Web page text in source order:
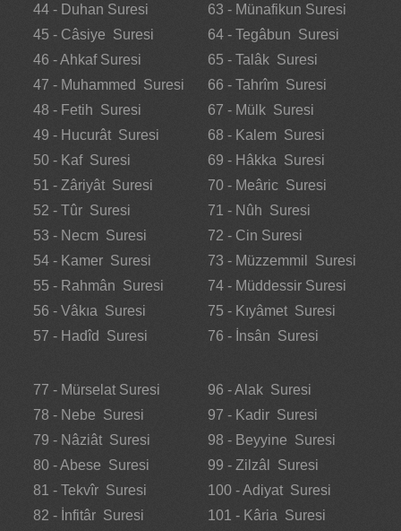
44 - Duhan Suresi
45 - Câsiye Suresi
46 - Ahkaf Suresi
47 - Muhammed Suresi
48 - Fetih Suresi
49 - Hucurât Suresi
50 - Kaf Suresi
51 - Zâriyât Suresi
52 - Tûr Suresi
53 - Necm Suresi
54 - Kamer Suresi
55 - Rahmân Suresi
56 - Vâkıa Suresi
57 - Hadîd Suresi
63 - Münafikun Suresi
64 - Tegâbun Suresi
65 - Talâk Suresi
66 - Tahrîm Suresi
67 - Mülk Suresi
68 - Kalem Suresi
69 - Hâkka Suresi
70 - Meâric Suresi
71 - Nûh Suresi
72 - Cin Suresi
73 - Müzzemmil Suresi
74 - Müddessir Suresi
75 - Kıyâmet Suresi
76 - İnsân Suresi
77 - Mürselat Suresi
78 - Nebe Suresi
79 - Nâziât Suresi
80 - Abese Suresi
81 - Tekvîr Suresi
82 - İnfitâr Suresi
96 - Alak Suresi
97 - Kadir Suresi
98 - Beyyine Suresi
99 - Zilzâl Suresi
100 - Adiyat Suresi
101 - Kâria Suresi